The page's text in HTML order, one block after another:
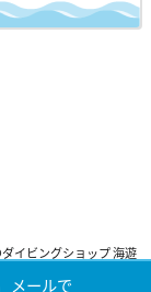
メールで
イビングショップ 海遊